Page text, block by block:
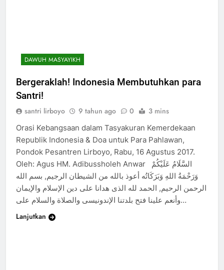
DAWUH MASYAYIKH
Bergeraklah! Indonesia Membutuhkan para
Santri!
santri lirboyo 9 tahun ago 0 3 mins
Orasi Kebangsaan dalam Tasyakuran Kemerdekaan
Republik Indonesia & Doa untuk Para Pahlawan,
Pondok Pesantren Lirboyo, Rabu, 16 Agustus 2017.
Oleh: Agus HM. Adibussholeh Anwar السَّلَامُ عَلَيْكُمْ
وَرَحْمَةُ اللهِ وَبَرَكَاتُه أعوذ بالله من الشيطان الرجيم, بسم الله
الرحمن الرحيم, الحمد لله الذى هدانا على دين الإسلام والإيمان
وأنعم علينا فتح بلدتنا الإندونيسى والصلاة والسلام على…
Lanjutkan